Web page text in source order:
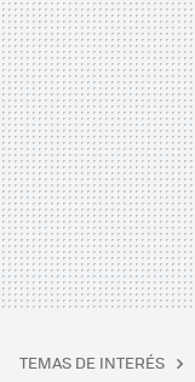
TEMAS DE INTERÉS